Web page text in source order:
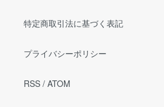
特定商取引法に基づく表記
プライバシーポリシー
RSS / ATOM